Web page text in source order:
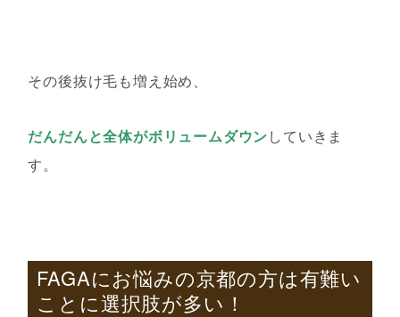
その後抜け毛も増え始め、
だんだんと全体がボリュームダウンしていきま
す。
FAGAにお悩みの京都の方は有難い
ことに選択肢が多い！